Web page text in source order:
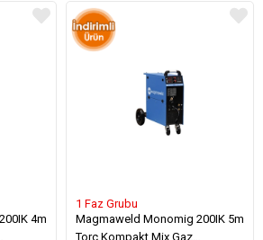
4m
1 Faz Grubu
Magmaweld Monomig 200IK 5m
Torç Kompakt Mix Gaz